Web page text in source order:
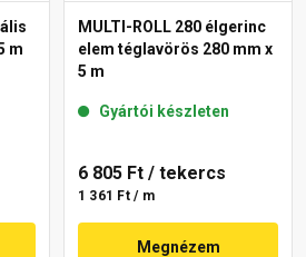
m
MULTI-ROLL 280 élgerinc
elem téglavörös 280 mm x
5 m
Gyártói készleten
6 805 Ft / tekercs
1 361 Ft / m
Megnézem